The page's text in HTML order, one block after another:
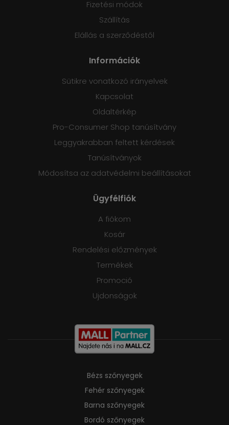
Fizetési módok
Szállítás
Elállás a szerződéstől
Információk
Sütikre vonatkozó irányelvek
Kapcsolat
Oldaltérkép
Pro-Consumer Shop tanúsítvány
Leggyakrabban feltett kérdések
Tanúsítványok
Módosítsa az adatvédelmi beállításokat
Ügyfélfiók
A fiókom
Kosár
Rendelési előzmények
Termékek
Promoció
Ujdonságok
Bézs szőnyegek
Fehér szőnyegek
Barna szőnyegek
Bordó szőnyegek